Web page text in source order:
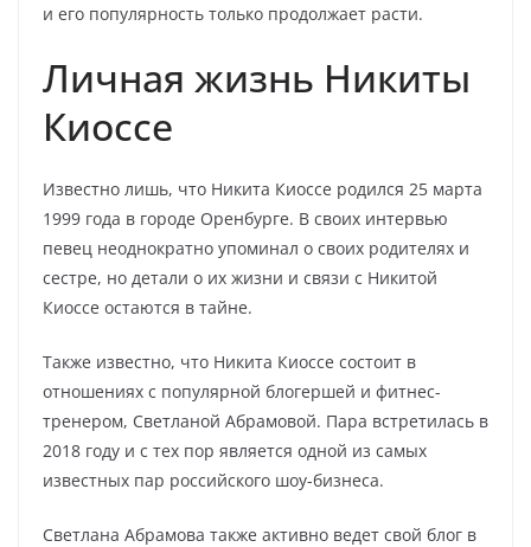
и его популярность только продолжает расти.
Личная жизнь Никиты
Киоссе
Известно лишь, что Никита Киоссе родился 25 марта
1999 года в городе Оренбурге. В своих интервью
певец неоднократно упоминал о своих родителях и
сестре, но детали о их жизни и связи с Никитой
Киоссе остаются в тайне.
Также известно, что Никита Киоссе состоит в
отношениях с популярной блогершей и фитнес-
тренером, Светланой Абрамовой. Пара встретилась в
2018 году и с тех пор является одной из самых
известных пар российского шоу-бизнеса.
Светлана Абрамова также активно ведет свой блог в